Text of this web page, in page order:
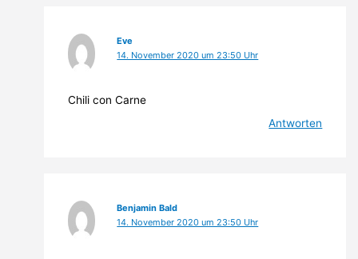
Eve
14. November 2020 um 23:50 Uhr
Chili con Carne
Antworten
Benjamin Bald
14. November 2020 um 23:50 Uhr